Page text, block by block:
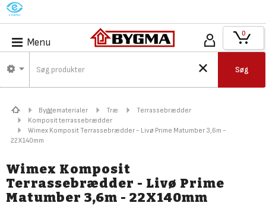
M
Menu
Søg
0
Byggematerialer Træ
Terrassebrædder
Komposit terrassebrædder
Wimex Komposit Terrassebrædder - Livø Prime Matumber 3,6m -
22X140mm
Wimex Komposit
Terrassebrædder - Livø Prime
Matumber 3,6m - 22X140mm